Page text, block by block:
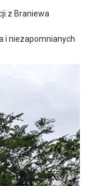
z Braniewa
i niezapomnianych